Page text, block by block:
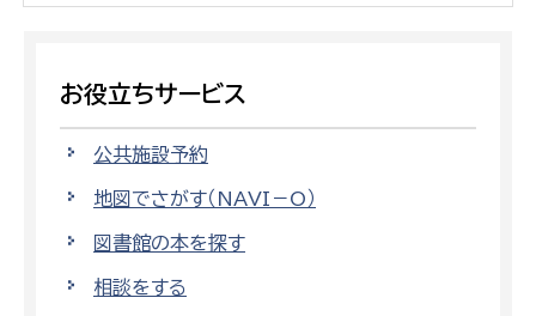
お役立ちサービス
公共施設予約
地図でさがす（NAVI－O）
図書館の本を探す
相談をする